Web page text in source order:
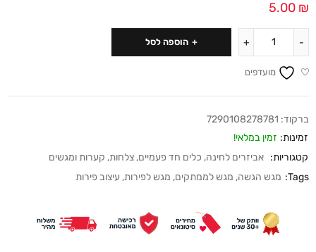
5.00 ₪
הוספה לסל
מועדפים
ברקוד: 7290108278781
זמינות: זמין במלאי!
קטגוריות: אביזרים לחינה, כלים חד פעמיים, צלחות, קערות ומגשים
Tags: מגש הגשה, מגש לממתקים, מגש לפירות, עיצוב פירות